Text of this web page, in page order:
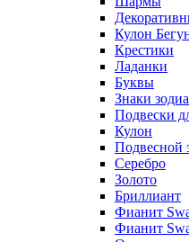
Кулон
Крестики
Ладанки
Буквы
Знаки
Подвески
Кулон
Подвесной
Серебро
Золото
Бриллиант
Фианит
Фианит